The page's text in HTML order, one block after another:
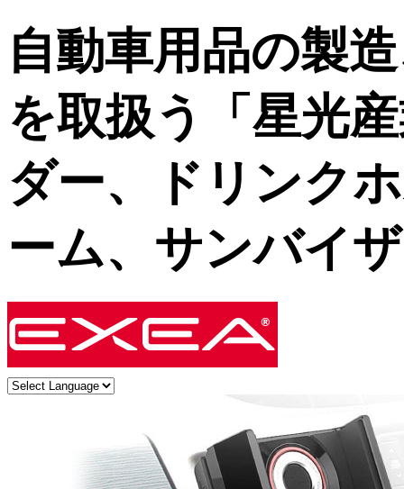
自動車用品の製
を取扱う「星光
ダー、ドリンク
ーム、サンバイ